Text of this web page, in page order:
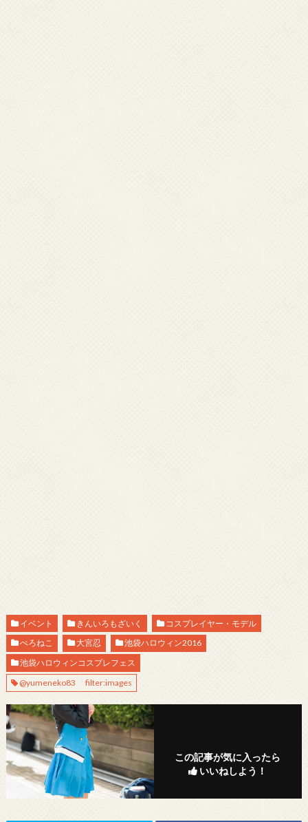
イベント きんいろもざいく
コスプレイヤー・モデル
ぺろねこ
大宮忍
池袋ハロウィン2016
池袋ハロウィンコスプレフェス
@yumeneko83 filter:images
この記事が気に入ったら
いいねしよう！